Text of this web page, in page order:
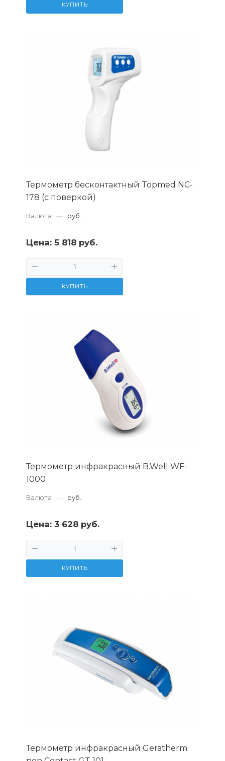
КУПИТЬ
Термометр бесконтактный Topmed NC-
178 (с поверкой)
Валюта — руб.
Цена: 5 818 руб.
КУПИТЬ
Термометр инфракрасный B.Well WF-
1000
Валюта — руб.
Цена: 3 628 руб.
КУПИТЬ
Термометр инфракрасный Geratherm